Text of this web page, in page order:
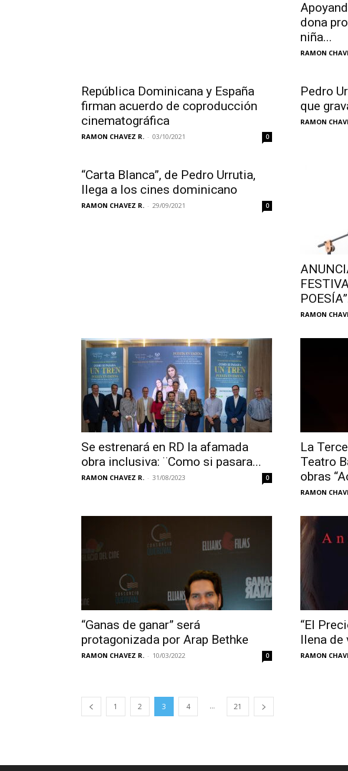
dona
niña...
RAMON
República Dominicana y España
firman acuerdo de coproducción
cinematográfica
RAMON CHAVEZ R. - 03/10/2021 0
Pedro
que
RAMON
“Carta Blanca”, de Pedro Urrutia,
llega a los cines dominicano
RAMON CHAVEZ R. - 29/09/2021 0
RAMON
Se estrenará en RD la afamada
obra inclusiva: ¨Como si pasara...
RAMON CHAVEZ R. - 31/08/2023 0
La
Teatro
obras
RAMON
“Ganas de ganar” será
protagonizada por Arap Bethke
RAMON CHAVEZ R. - 10/03/2022 0
“El
llena de
RAMON
1 2 3 4 ... 21